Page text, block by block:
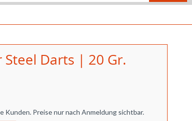
Steel Darts | 20 Gr.
Kunden. Preise nur nach Anmeldung sichtbar.